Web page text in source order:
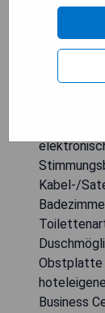
Station
45-
Grand
Minuten
einem
Kabel-/
Obstplatte
Business